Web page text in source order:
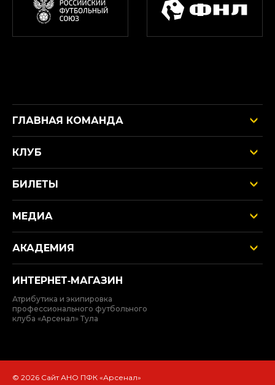
ГЛАВНАЯ КОМАНДА
КЛУБ
БИЛЕТЫ
МЕДИА
АКАДЕМИЯ
ИНТЕРНЕТ‑МАГАЗИН
Атрибутика и экипировка
профессионального футбольного
клуба «Арсенал» Тула
© 2026 Сайт АНО ПФК «Арсенал»